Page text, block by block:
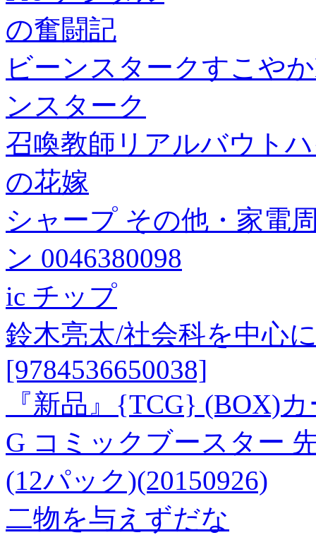
の奮闘記
ビーンスタークすこや
ンスターク
召喚教師リアルバウト
の花嫁
シャープ その他・家電
ン 0046380098
ic チップ
鈴木亮太/社会科を中心
[9784536650038]
『新品』{TCG} (BOX)
G コミックブースター
(12パック)(20150926)
二物を与えずだな